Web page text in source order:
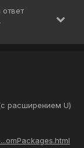
расширением U)